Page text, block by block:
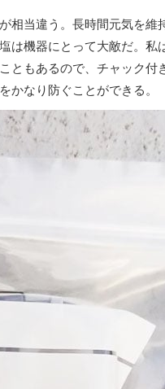
相当違う。長時間元気を維
は機器にとって大敵だ。私
ともあるので、チャック付
かなり防ぐことができる。